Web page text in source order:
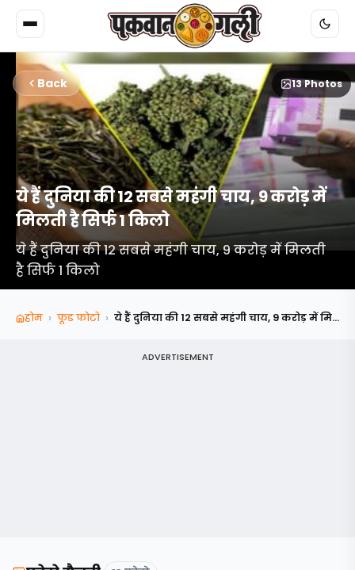
13 Photos
Back
ये हैं दुनिया की 12 सबसे महंगी चाय, 9 करोड़ में
मिलती है सिर्फ 1 किलो
ये हैं दुनिया की 12 सबसे महंगी चाय, 9 करोड़ में मिलती
है सिर्फ 1 किलो
होम › फूड फोटो › ये हैं दुनिया की 12 सबसे महंगी चाय, 9 करोड़ में मि...
ADVERTISEMENT